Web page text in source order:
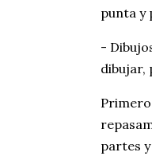
punta y
-
dibujar,
partes